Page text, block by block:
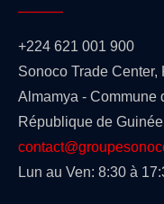
+224 621 001 900
Sonoco Trade Center,
Almamya - Commune
République de Guinée
Lun au Ven: 8:30 à